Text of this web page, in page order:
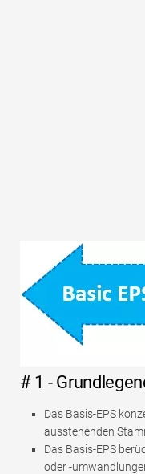
# 1 -
Das Basis-EPS
ausstehenden
Das Basis-EPS
oder -